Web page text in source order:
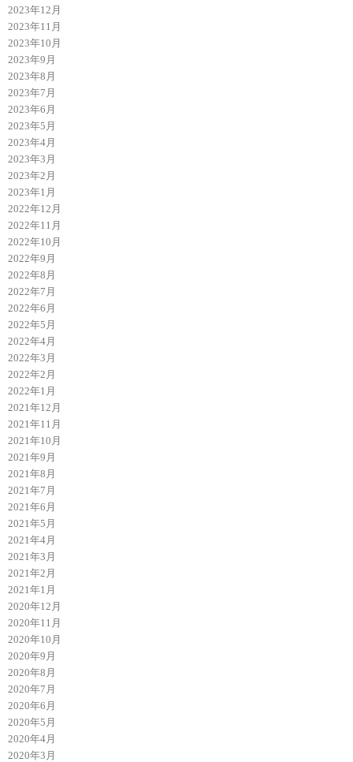
2023年12月
2023年11月
2023年10月
2023年9月
2023年8月
2023年7月
2023年6月
2023年5月
2023年4月
2023年3月
2023年2月
2023年1月
2022年12月
2022年11月
2022年10月
2022年9月
2022年8月
2022年7月
2022年6月
2022年5月
2022年4月
2022年3月
2022年2月
2022年1月
2021年12月
2021年11月
2021年10月
2021年9月
2021年8月
2021年7月
2021年6月
2021年5月
2021年4月
2021年3月
2021年2月
2021年1月
2020年12月
2020年11月
2020年10月
2020年9月
2020年8月
2020年7月
2020年6月
2020年5月
2020年4月
2020年3月